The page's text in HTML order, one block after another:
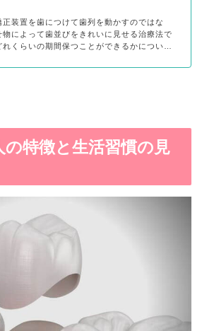
装置を歯につけて歯列を動かすのではな
物によって歯並びをきれいに見せる治療法で
くらいの期間保つことができるかについ…
特徴と生活習慣の見